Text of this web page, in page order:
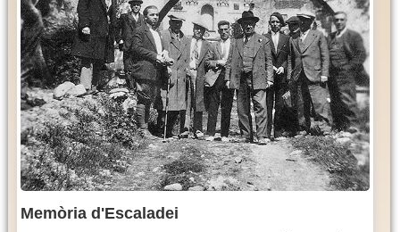
Memòria d'Escaladei